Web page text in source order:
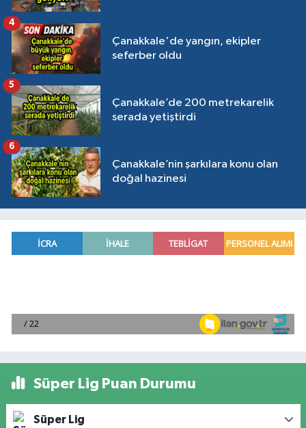
Çanakkale'de yangın, ekipler
seferber oldu
4
Çanakkale’de 200 metrekarelik
serada yetiştirdi
5
Çanakkale’nin şarkılara konu olan
doğal hazinesi
6
Süper Lig Puan Durumu
Süper Lig